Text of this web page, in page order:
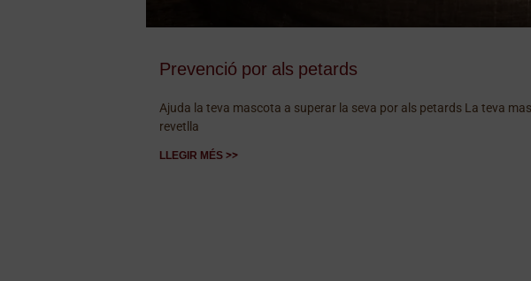
Prevenció por als petards
Ajuda la teva mascota a superar la seva por als petards La teva
revetlla
LLEGIR MÉS >>